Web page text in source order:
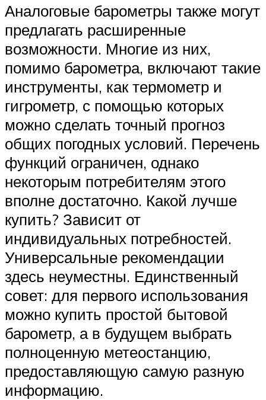
Аналоговые барометры также могут
предлагать расширенные
возможности. Многие из них,
помимо барометра, включают такие
инструменты, как термометр и
гигрометр, с помощью которых
можно сделать точный прогноз
общих погодных условий. Перечень
функций ограничен, однако
некоторым потребителям этого
вполне достаточно. Какой лучше
купить? Зависит от
индивидуальных потребностей.
Универсальные рекомендации
здесь неуместны. Единственный
совет: для первого использования
можно купить простой бытовой
барометр, а в будущем выбрать
полноценную метеостанцию,
предоставляющую самую разную
информацию.